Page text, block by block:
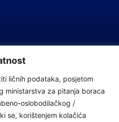
ličnih podataka, posjetom
ministarstva za pitanja boraca
oslobodilačkog /
se, korištenjem kolačića